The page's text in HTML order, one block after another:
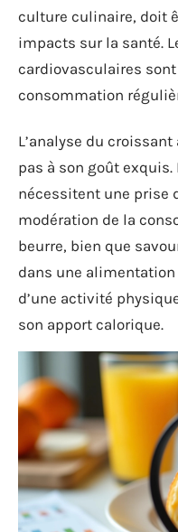
culture culinaire, doit
impacts sur la santé.
cardiovasculaires
consommation
L’analyse du
pas à son goût
nécessitent une prise
modération de la
beurre, bien que
dans une
d’une activité
son apport calorique.